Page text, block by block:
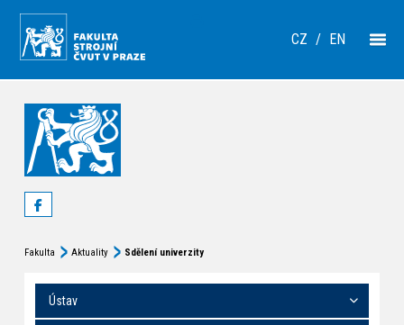
CZ / EN
Fakulta Aktuality Sdělení univerzity
Ústav